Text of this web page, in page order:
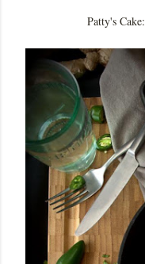
Patty's Cake: